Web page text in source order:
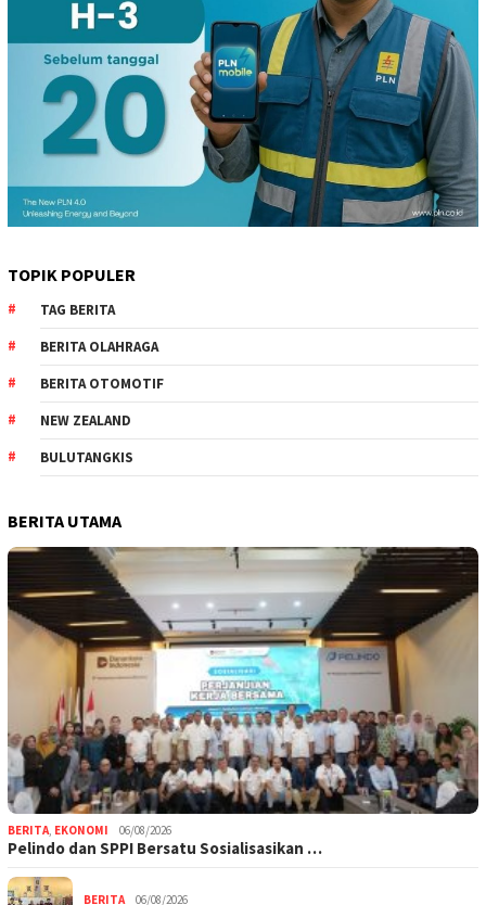
TOPIK POPULER
TAG BERITA
BERITA OLAHRAGA
BERITA OTOMOTIF
NEW ZEALAND
BULUTANGKIS
BERITA UTAMA
BERITA, EKONOMI 06/08/2026
Pelindo dan SPPI Bersatu Sosialisasikan …
BERITA 06/08/2026